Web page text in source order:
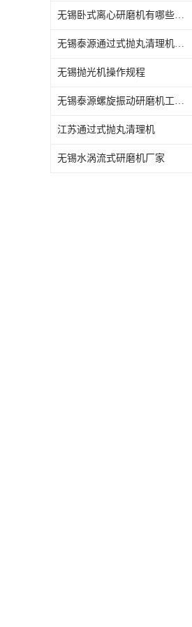
无锡卧式离心研磨机有哪些用途
无锡泰源通过式抛丸清理机怎么维护
无锡抛光机操作规程
无锡泰源螺旋振动研磨机工艺流程
江苏通过式抛丸清理机
无锡水涡流式研磨机厂家